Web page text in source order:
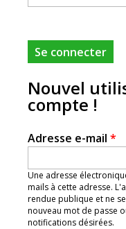
Nouvel
compte !
Adresse e-mail *
Une adresse
mails à cette adresse.
rendue publique et ne
nouveau mot de passe
notifications désirées.